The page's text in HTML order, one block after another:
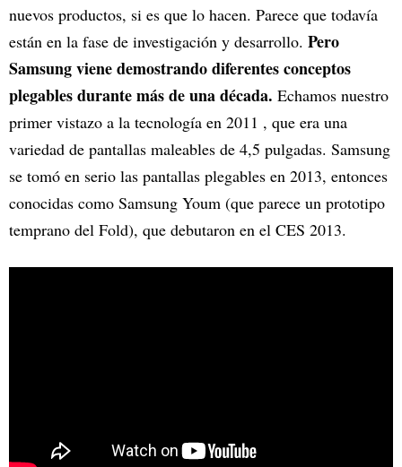
nuevos productos, si es que lo hacen. Parece que todavía
están en la fase de investigación y desarrollo. Pero
Samsung viene demostrando diferentes conceptos
plegables durante más de una década. Echamos nuestro
primer vistazo a la tecnología en 2011 , que era una
variedad de pantallas maleables de 4,5 pulgadas. Samsung
se tomó en serio las pantallas plegables en 2013, entonces
conocidas como Samsung Youm (que parece un prototipo
temprano del Fold), que debutaron en el CES 2013.